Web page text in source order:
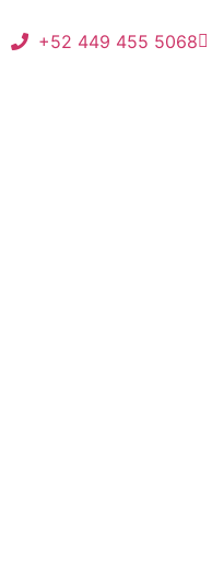
+52 449 455 5068